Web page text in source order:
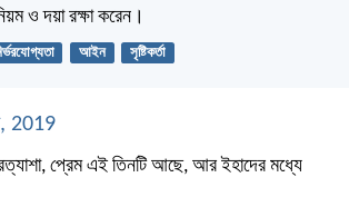
ও দয়া রক্ষা করেন।
আইন সৃষ্টিকর্তা
2019
প্রেম এই তিনটি আছে, আর ইহাদের মধ্যে